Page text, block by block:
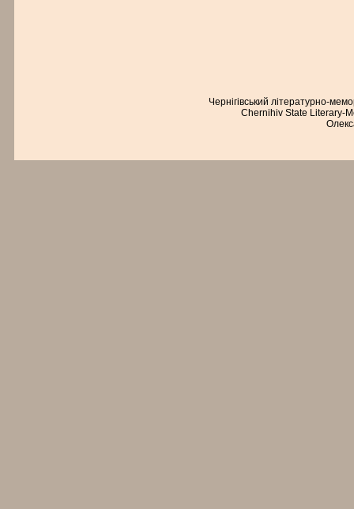
Чернігівський літературно-
Chernihiv State Literary-